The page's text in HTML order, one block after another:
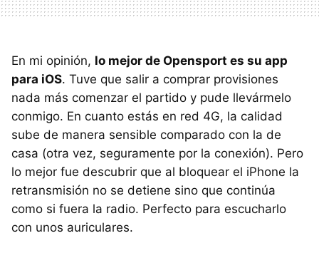
En mi opinión, lo mejor de Opensport es su app
para iOS. Tuve que salir a comprar provisiones
nada más comenzar el partido y pude llevármelo
conmigo. En cuanto estás en red 4G, la calidad
sube de manera sensible comparado con la de
casa (otra vez, seguramente por la conexión). Pero
lo mejor fue descubrir que al bloquear el iPhone la
retransmisión no se detiene sino que continúa
como si fuera la radio. Perfecto para escucharlo
con unos auriculares.